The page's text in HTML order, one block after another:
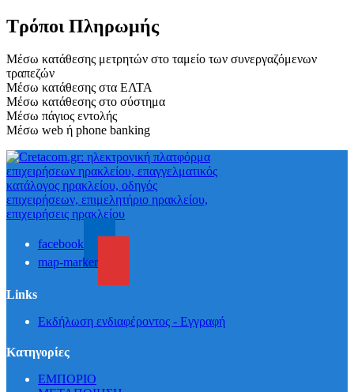
Τρόποι Πληρωμής
Μέσω κατάθεσης μετρητών στο ταμείο των συνεργαζόμενων
τραπεζών
Μέσω κατάθεσης στα ΕΛΤΑ
Μέσω κατάθεσης στο σύστημα
Μέσω πάγιος εντολής
Μέσω web ή phone banking
facebook
map-marker
Links
Εκδήλωση ενδιαφέροντος - Εγγραφή
Κατηγορίες
ΕΜΠΟΡΙΟ